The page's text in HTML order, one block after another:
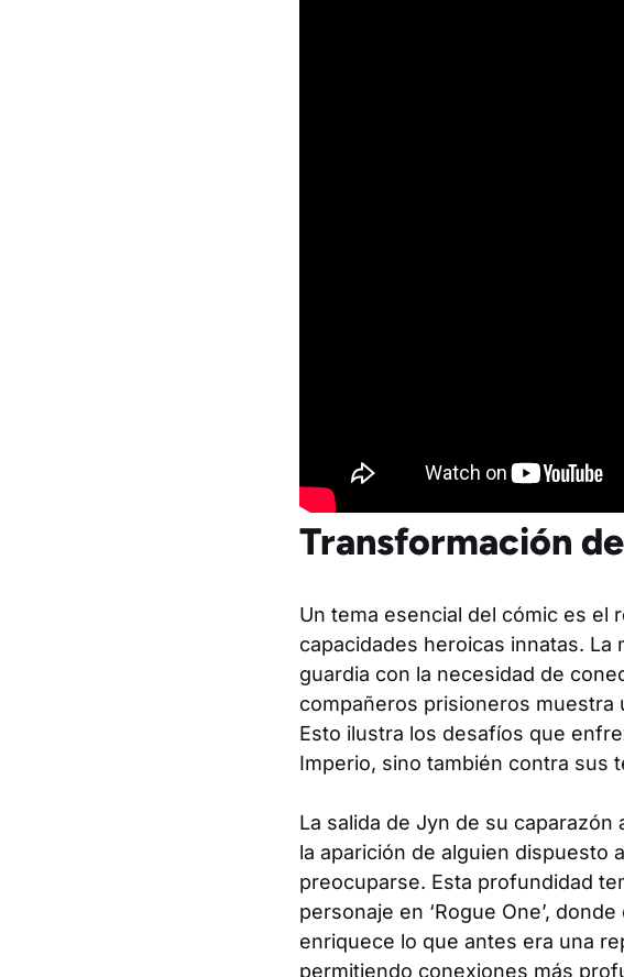
Transformación
Un tema esencial del cómic es el
capacidades heroicas innatas.
guardia con la necesidad de
compañeros prisioneros
Esto ilustra los desafíos que
Imperio, sino también contra sus
La salida de Jyn de su
la aparición de alguien dispuesto
preocuparse. Esta profundidad
personaje en ‘Rogue One’,
enriquece lo que antes era una
permitiendo conexiones más